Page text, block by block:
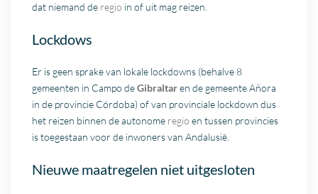
dat niemand de regio in of uit mag reizen.
Lockdows
Er is geen sprake van lokale lockdowns (behalve 8
gemeenten in Campo deGibraltaren de gemeente Añora
in de provincie Córdoba) of van provinciale lockdown dus
het reizen binnen de autonome regio en tussen provincies
is toegestaan voor de inwoners van Andalusië.
Nieuwe maatregelen niet uitgesloten